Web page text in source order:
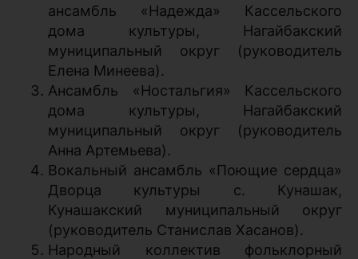
ансамбль «Надежда» Кассельского
дома культуры, Нагайбакский
муниципальный округ (руководитель
Елена Минеева).
Ансамбль «Ностальгия» Кассельского
дома культуры, Нагайбакский
муниципальный округ (руководитель
Анна Артемьева).
Вокальный ансамбль «Поющие сердца»
Дворца культуры с. Кунашак,
Кунашакский муниципальный округ
(руководитель Станислав Хасанов).
Народный коллектив фольклорный